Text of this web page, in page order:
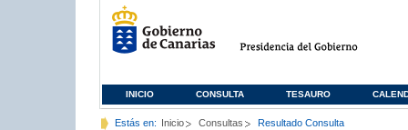
INICIO CONSULTA TESAURO
Estás en: Inicio Consultas Resultado Consulta